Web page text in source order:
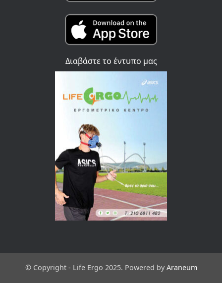
Διαβάστε το έντυπο μας
© Copyright - Life Ergo 2025. Powered by Araneum